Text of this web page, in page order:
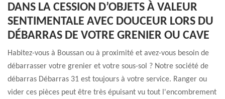
DANS LA CESSION D’OBJETS À VALEUR
SENTIMENTALE AVEC DOUCEUR LORS DU
DÉBARRAS DE VOTRE GRENIER OU CAVE
Habitez-vous à Boussan ou à proximité et avez-vous besoin de
débarrasser votre grenier et votre sous-sol ? Notre société de
débarras Débarras 31 est toujours à votre service. Ranger ou
vider ces pièces peut être très épuisant vu tout l'encombrement